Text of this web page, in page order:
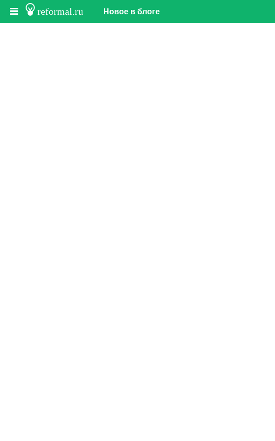
reformal.ru Новое в блоге